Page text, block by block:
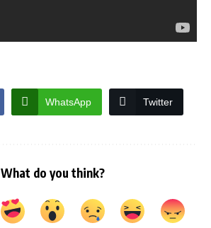
WhatsApp Twitter
What do you think?